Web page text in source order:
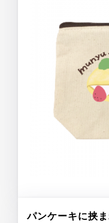
パンケーキに挟